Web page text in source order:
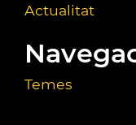
Actualitat
Temes